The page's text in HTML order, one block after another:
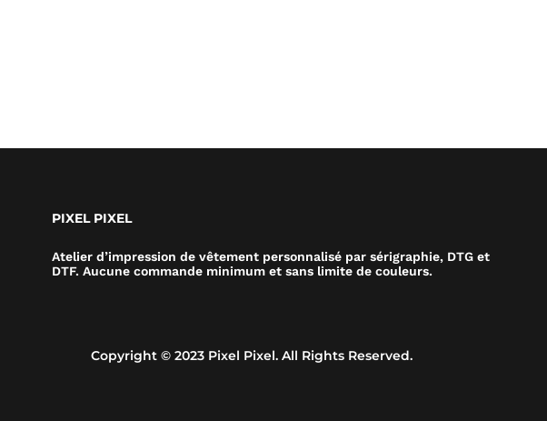
PIXEL PIXEL
Atelier d’impression de vêtement personnalisé par sérigraphie, DTG et
DTF. Aucune commande minimum et sans limite de couleurs.
Copyright © 2023 Pixel Pixel. All Rights Reserved.